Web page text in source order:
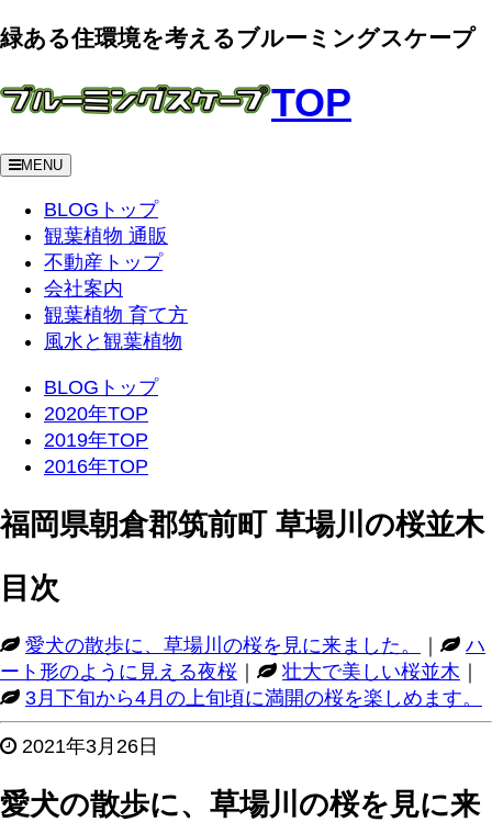
緑ある住環境を考えるブルーミングスケープ
TOP
MENU
BLOGトップ
観葉植物 通販
不動産トップ
会社案内
観葉植物 育て方
風水と観葉植物
BLOGトップ
2020年TOP
2019年TOP
2016年TOP
福岡県朝倉郡筑前町 草場川の桜並木
目次
愛犬の散歩に、草場川の桜を見に来ました。
ハ
ート形のように見える夜桜
壮大で美しい桜並木
3月下旬から4月の上旬頃に満開の桜を楽しめます。
2021年3月26日
愛犬の散歩に、草場川の桜を見に来